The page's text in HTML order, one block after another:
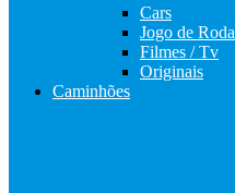
Cars
Jogo de Roda
Filmes / Tv
Originais
Caminhões